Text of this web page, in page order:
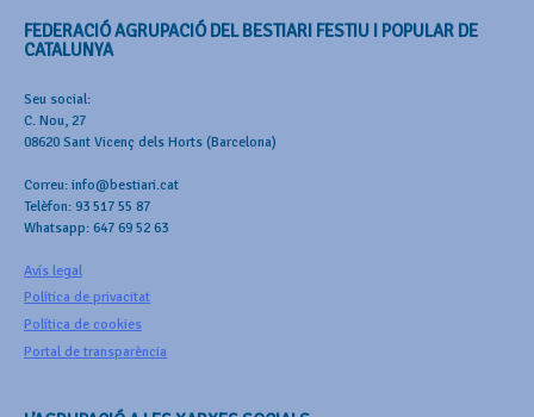
FEDERACIÓ AGRUPACIÓ DEL BESTIARI FESTIU I POPULAR DE
CATALUNYA
Seu social:
C. Nou, 27
08620 Sant Vicenç dels Horts (Barcelona)
Correu: info@bestiari.cat
Telèfon: 93 517 55 87
Whatsapp: 647 69 52 63
Avís legal
Política de privacitat
Política de cookies
Portal de transparència